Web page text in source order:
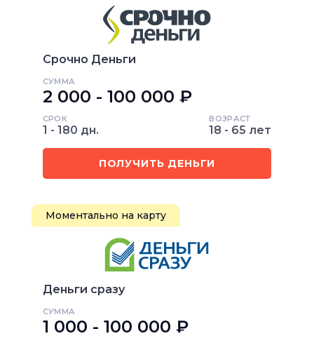
Срочно Деньги
СУММА
2 000 - 100 000 ₽
СРОК
1 - 180 дн.
ВОЗРАСТ
18 - 65 лет
ПОЛУЧИТЬ ДЕНЬГИ
Моментально на карту
Деньги сразу
СУММА
1 000 - 100 000 ₽